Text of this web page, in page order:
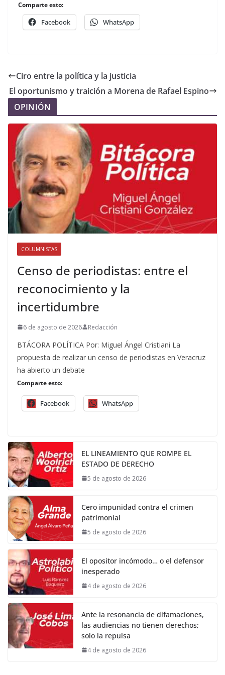
Comparte esto:
Facebook WhatsApp
Ciro entre la política y la justicia
El oportunismo y traición a Morena de Rafael Espino
OPINIÓN
COLUMNISTAS
Censo de periodistas: entre el
reconocimiento y la
incertidumbre
6 de agosto de 2026 Redacción
BTÁCORA POLÍTICA Por: Miguel Ángel Cristiani La
propuesta de realizar un censo de periodistas en Veracruz
ha abierto un debate
Comparte esto:
Facebook WhatsApp
EL LINEAMIENTO QUE ROMPE EL
ESTADO DE DERECHO
5 de agosto de 2026
Cero impunidad contra el crimen
patrimonial
5 de agosto de 2026
El opositor incómodo… o el defensor
inesperado
4 de agosto de 2026
Ante la resonancia de difamaciones,
las audiencias no tienen derechos;
solo la repulsa
4 de agosto de 2026